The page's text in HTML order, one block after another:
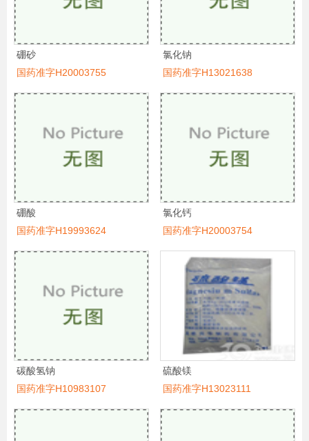
硼砂
国药准字H20003755
氯化钠
国药准字H13021638
硼酸
国药准字H19993624
氯化钙
国药准字H20003754
碳酸氢钠
国药准字H10983107
硫酸镁
国药准字H13023111